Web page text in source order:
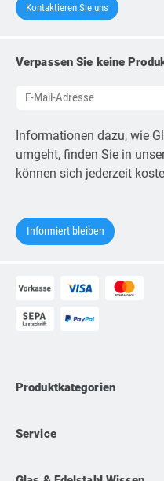
Kontaktieren Sie uns
Verpassen Sie keine
Informationen dazu, wie
umgeht, finden Sie in
können sich jederzeit
Produktkategorien
Service